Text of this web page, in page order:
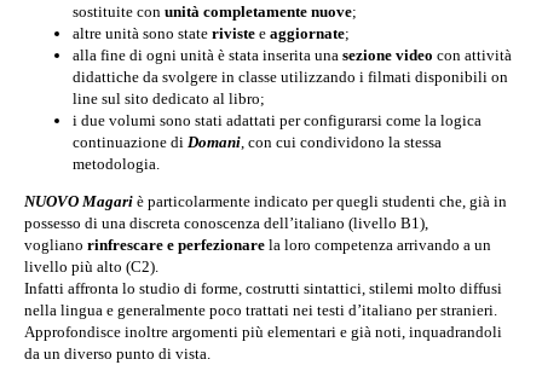
sostituite con unità completamente nuove;
altre unità sono state riviste e aggiornate;
alla fine di ogni unità è stata inserita una sezione video con attività
didattiche da svolgere in classe utilizzando i filmati disponibili on
line sul sito dedicato al libro;
i due volumi sono stati adattati per configurarsi come la logica
continuazione di Domani, con cui condividono la stessa
metodologia.
NUOVO Magari è particolarmente indicato per quegli studenti che, già in
possesso di una discreta conoscenza dell’italiano (livello B1),
vogliano rinfrescare e perfezionare la loro competenza arrivando a un
livello più alto (C2).
Infatti affronta lo studio di forme, costrutti sintattici, stilemi molto diffusi
nella lingua e generalmente poco trattati nei testi d’italiano per stranieri.
Approfondisce inoltre argomenti più elementari e già noti, inquadrandoli
da un diverso punto di vista.